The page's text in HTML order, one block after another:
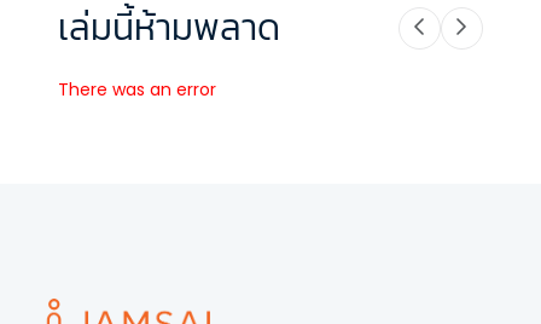
เล่มนี้ห้ามพลาด
There was an error